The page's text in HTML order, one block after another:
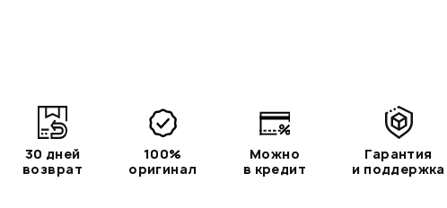
30 дней
возврат
100%
оригинал
Можно
в кредит
Гарантия
и поддержка